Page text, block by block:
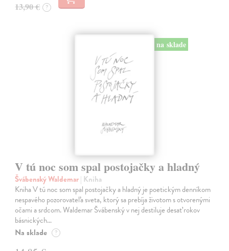
13,90 € ?
na sklade
V tú noc som spal postojačky a hladný
Švábenský Waldemar| Kniha
Kniha V tú noc som spal postojačky a hladný je poetickým denníkom
nespavého pozorovateľa sveta, ktorý sa prebíja životom s otvorenými
očami a srdcom. Waldemar Švábenský v nej destiluje desať rokov
básnických…
Na sklade ?